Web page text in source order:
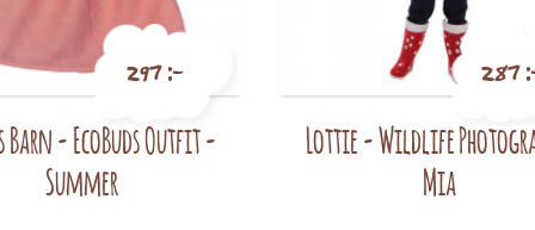
Pris
297 :-
Barn - EcoBuds Outfit -
Summer
Pris
287
Lottie - Wildlife
Mia